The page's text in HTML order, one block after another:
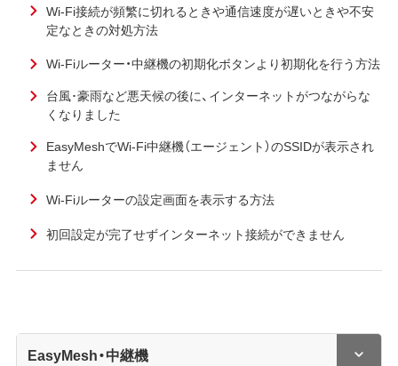
Wi-Fi接続が頻繁に切れるときや通信速度が遅いときや不安
定なときの対処方法
Wi-Fiルーター・中継機の初期化ボタンより初期化を行う方法
台風･豪雨など悪天候の後に、インターネットがつながらな
くなりました
EasyMeshでWi-Fi中継機（エージェント）のSSIDが表示され
ません
Wi-Fiルーターの設定画面を表示する方法
初回設定が完了せずインターネット接続ができません
EasyMesh・中継機